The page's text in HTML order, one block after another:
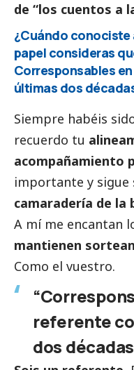
de “los cuentos a
¿Cuándo conociste
papel consideras
Corresponsables
últimas dos
Siempre habéis
recuerdo tu
acompañamiento
importante y sigue
camaradería de la
A mí me encantan
mantienen
Como el vuestro.
referente
dos